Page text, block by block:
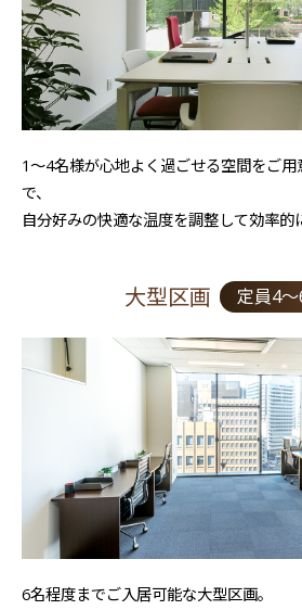
1〜4名様が心地よく過ごせる空間をご
で、
自分好みの快適な温度を調整して効率的
大型区画 定員4
6名程度までご入居可能な大型区画。